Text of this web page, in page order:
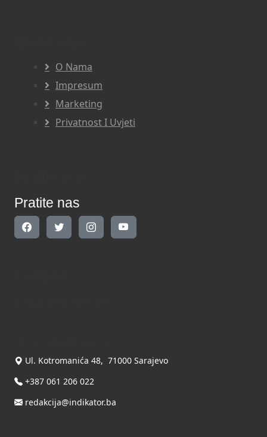
O Nama
Impresum
Marketing
Privatnost I Uvjeti
Pratite nas
Ul. Kotromanića 48, 71000 Sarajevo
+387 061 206 022
redakcija@indikator.ba